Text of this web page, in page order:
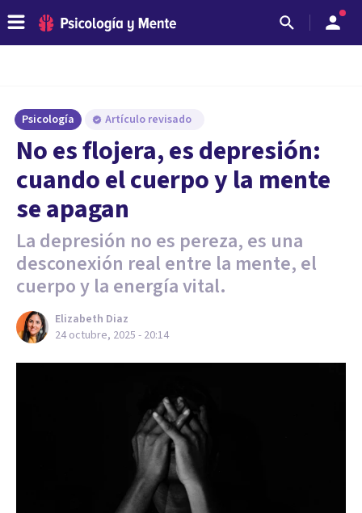
Psicología Artículo revisado
No es flojera, es depresión:
cuando el cuerpo y la mente
se apagan
La depresión no es pereza, es una
desconexión real entre la mente, el
cuerpo y la energía vital.
Elizabeth Diaz
24 octubre, 2025 - 20:14